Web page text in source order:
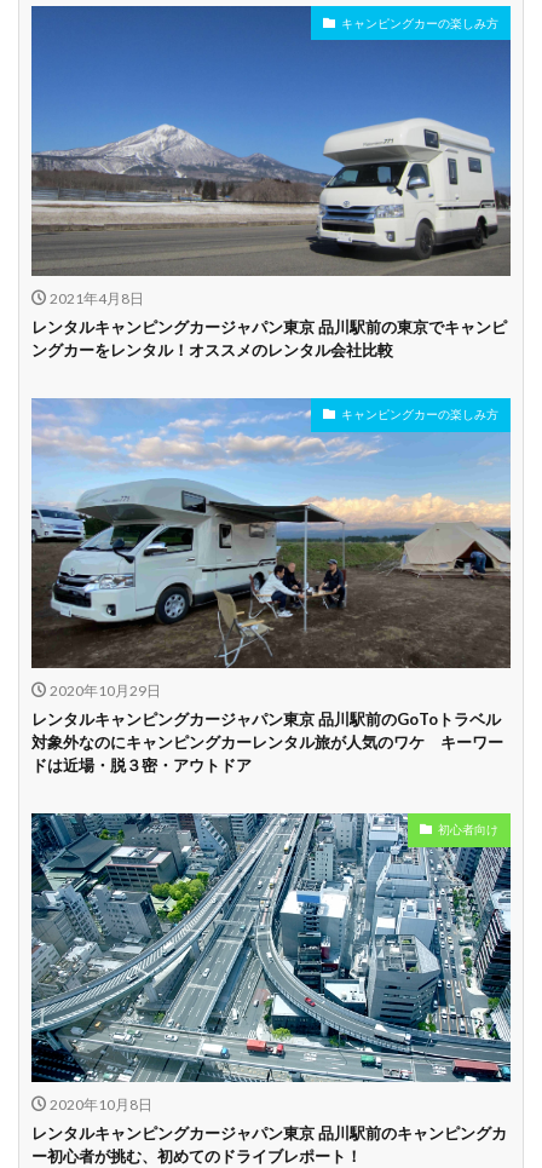
駅配車あり 多言語対応 年末年始営業
配車サービスあり
マイカー預かりあ
り
カード支払い可
ビジネス利用 カップル向き ファミリー向き
貸し出しオプショ
ン充実
新車多数あり
試乗プラン有り
キャンペーン開催
中
長期割引
学割 早割
キャンピングカーの楽しみ方
2021年4月8日
レンタルキャンピングカージャパン東京 品川駅前の東京でキャンピ
ングカーをレンタル！オススメのレンタル会社比較
キャンピングカーの楽しみ方
2020年10月29日
レンタルキャンピングカージャパン東京 品川駅前のGoToトラベル
対象外なのにキャンピングカーレンタル旅が人気のワケ キーワー
ドは近場・脱３密・アウトドア
初心者向け
2020年10月8日
レンタルキャンピングカージャパン東京 品川駅前のキャンピングカ
ー初心者が挑む、初めてのドライブレポート！